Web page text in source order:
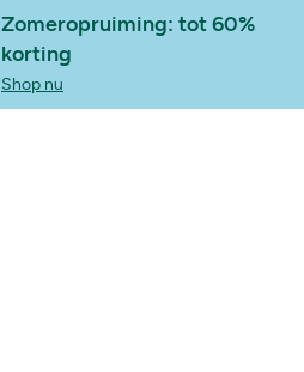
Zomeropruiming: tot 60%
korting
Shop nu